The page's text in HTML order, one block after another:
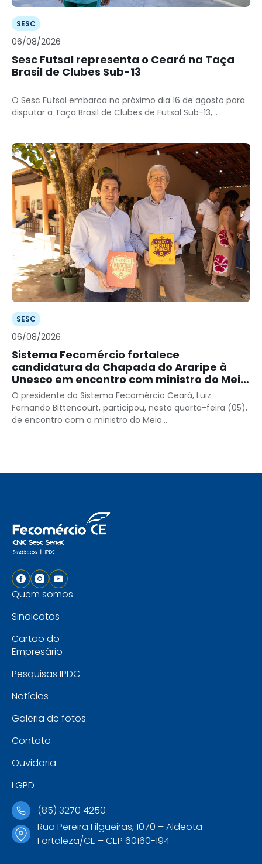
SESC
06/08/2026
Sesc Futsal representa o Ceará na Taça
Brasil de Clubes Sub-13
O Sesc Futsal embarca no próximo dia 16 de agosto para
disputar a Taça Brasil de Clubes de Futsal Sub-13,...
SESC
06/08/2026
Sistema Fecomércio fortalece
candidatura da Chapada do Araripe à
Unesco em encontro com ministro do Meio
Ambiente
O presidente do Sistema Fecomércio Ceará, Luiz
Fernando Bittencourt, participou, nesta quarta-feira (05),
de encontro com o ministro do Meio...
Quem somos
Sindicatos
Cartão do
Empresário
Pesquisas IPDC
Notícias
Galeria de fotos
Contato
Ouvidoria
LGPD
(85) 3270 4250
Rua Pereira Filgueiras, 1070 – Aldeota
Fortaleza/CE – CEP 60160-194